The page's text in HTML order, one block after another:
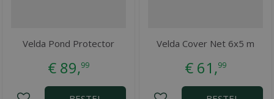
Velda Pond Protector
€ 89,99
Velda Cover Net 6x5 m
€ 61,99